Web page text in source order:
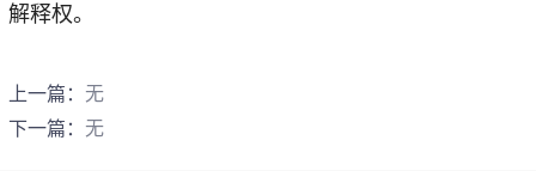
解释权。
上一篇： 无
下一篇： 无